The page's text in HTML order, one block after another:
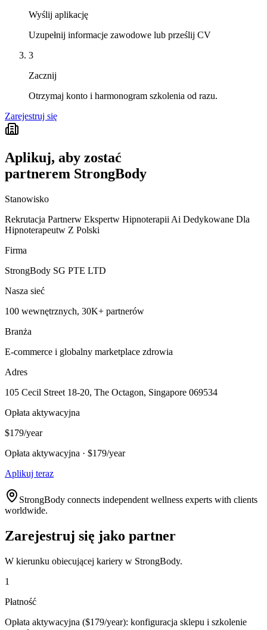
Wyślij aplikację
Uzupełnij informacje zawodowe lub prześlij CV
3
Zacznij
Otrzymaj konto i harmonogram szkolenia od razu.
Zarejestruj się
Aplikuj, aby zostać
partnerem StrongBody
Stanowisko
Rekrutacja Partnerw Ekspertw Hipnoterapii Ai Dedykowane Dla
Hipnoterapeutw Z Polski
Firma
StrongBody SG PTE LTD
Nasza sieć
100 wewnętrznych, 30K+ partnerów
Branża
E-commerce i globalny marketplace zdrowia
Adres
105 Cecil Street 18-20, The Octagon, Singapore 069534
Opłata aktywacyjna
$179/year
Opłata aktywacyjna · $179/year
Aplikuj teraz
StrongBody connects independent wellness experts with clients
worldwide.
Zarejestruj się jako partner
W kierunku obiecującej kariery w StrongBody.
1
Płatność
Opłata aktywacyjna ($179/year): konfiguracja sklepu i szkolenie